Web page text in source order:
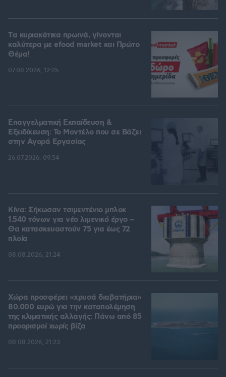
Tα κυριακάτικα πρωινά, γίνονται
καλύτερα με efood market και Πρώτο
Θέμα!
07.08.2026, 12:25
Επαγγελματική Εκπαίδευση &
Εξειδίκευση: Το Mοντέλο που σε Bάζει
στην Aγορά Eργασίας
26.07.2026, 09:54
Κίνα: Σήκωσαν τσιμεντένιο μπλοκ
1.540 τόνων για νέο λιμενικό έργο –
Θα κατασκευαστούν 75 για έως 72
πλοία
08.08.2026, 21:24
Χώρα προσφέρει «χρυσά διαβατήρια»
80.000 ευρώ για την καταπολέμηση
της κλιματικής αλλαγής: Πάνω από 85
προορισμοί χωρίς βίζα
08.08.2026, 21:23